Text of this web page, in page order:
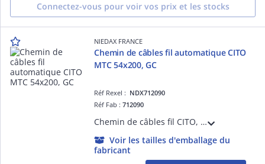
Connectez-vous pour voir vos prix et les stocks
NIEDAX FRANCE
Chemin de câbles fil automatique CITO
MTC 54x200, GC
Réf Rexel : NDX712090
Réf Fab :712090
Chemin de câbles fil CITO, hauteur 54, largeur 200, finition GC, entièrement automatique, sans éclisses, ni boulons. S'assemble en un simple clic pour une résistance équivalente à un éclissage traditionnel, se monte en 5 secondes !
Voir les tailles d'emballage du
fabricant